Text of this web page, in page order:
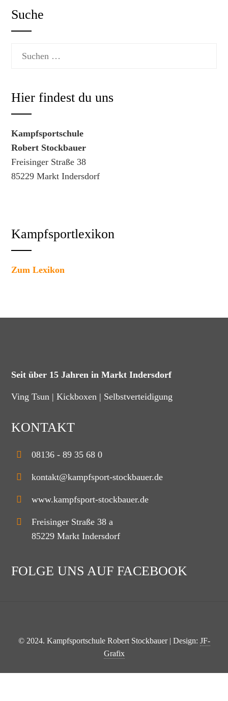
Suche
Hier findest du uns
Kampfsportschule
Robert Stockbauer
Freisinger Straße 38
85229 Markt Indersdorf
Kampfsportlexikon
Zum Lexikon
Seit über 15 Jahren in Markt Indersdorf
Ving Tsun | Kickboxen | Selbstverteidigung
KONTAKT
08136 - 89 35 68 0
kontakt@kampfsport-stockbauer.de
www.kampfsport-stockbauer.de
Freisinger Straße 38 a
85229 Markt Indersdorf
FOLGE UNS AUF FACEBOOK
© 2024. Kampfsportschule Robert Stockbauer | Design: JF-
Grafix